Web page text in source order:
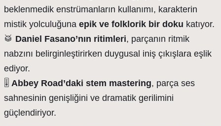
beklenmedik enstrümanların kullanımı, karakterin
mistik yolculuğuna epik ve folklorik bir doku katıyor.
🥁 Daniel Fasano’nın ritimleri, parçanın ritmik
nabzını belirginleştirirken duygusal iniş çıkışlara eşlik
ediyor.
🎚 Abbey Road’daki stem mastering, parça ses
sahnesinin genişliğini ve dramatik gerilimini
güçlendiriyor.